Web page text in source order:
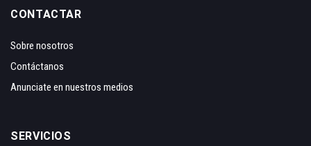
CONTACTAR
Sobre nosotros
Contáctanos
Anunciate en nuestros medios
SERVICIOS